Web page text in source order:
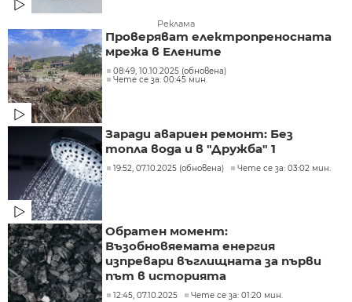
Реклама
Проверяват електропреносната
мрежа в Елените
08:49, 10.10.2025 (обновена)
Чете се за: 00:45 мин.
Заради авариен ремонт: Без
топла вода и в "Дружба" 1
19:52, 07.10.2025 (обновена) Чете се за: 03:02 мин.
Обратен момент:
Възобновяемата енергия
изпревари въглищната за първи
път в историята
12:45, 07.10.2025 Чете се за: 01:20 мин.